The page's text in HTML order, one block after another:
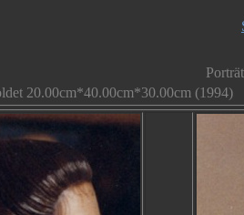
20.00cm*40.00cm*30.00cm (1994)